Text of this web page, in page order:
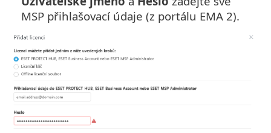
MSP přihlašovací údaje (z portálu EMA 2).